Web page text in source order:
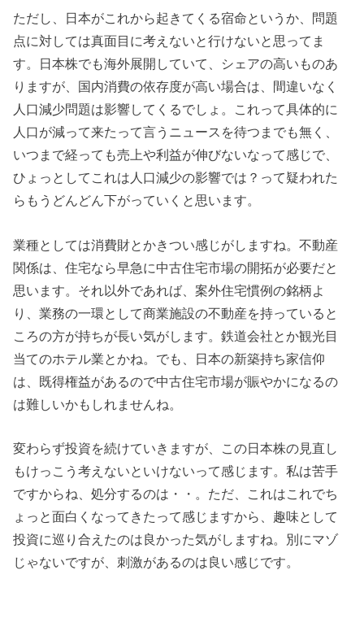
ただし、日本がこれから起きてくる宿命というか、問題
点に対しては真面目に考えないと行けないと思ってま
す。日本株でも海外展開していて、シェアの高いものあ
りますが、国内消費の依存度が高い場合は、間違いなく
人口減少問題は影響してくるでしょ。これって具体的に
人口が減って来たって言うニュースを待つまでも無く、
いつまで経っても売上や利益が伸びないなって感じで、
ひょっとしてこれは人口減少の影響では？って疑われた
らもうどんどん下がっていくと思います。
業種としては消費財とかきつい感じがしますね。不動産
関係は、住宅なら早急に中古住宅市場の開拓が必要だと
思います。それ以外であれば、案外住宅慣例の銘柄よ
り、業務の一環として商業施設の不動産を持っていると
ころの方が持ちが長い気がします。鉄道会社とか観光目
当てのホテル業とかね。でも、日本の新築持ち家信仰
は、既得権益があるので中古住宅市場が賑やかになるの
は難しいかもしれませんね。
変わらず投資を続けていきますが、この日本株の見直し
もけっこう考えないといけないって感じます。私は苦手
ですからね、処分するのは・・。ただ、これはこれでち
ょっと面白くなってきたって感じますから、趣味として
投資に巡り合えたのは良かった気がしますね。別にマゾ
じゃないですが、刺激があるのは良い感じです。